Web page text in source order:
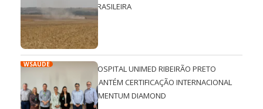
BRASILEIRA
WSAÚDE
HOSPITAL UNIMED RIBEIRÃO PRETO
MANTÉM CERTIFICAÇÃO INTERNACIONAL
QMENTUM DIAMOND